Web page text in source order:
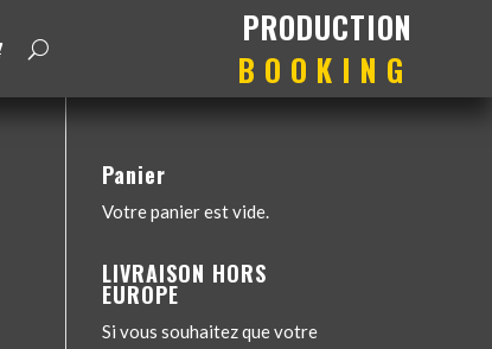
production
booking
Panier
Votre panier est vide.
LIVRAISON HORS
EUROPE
Si vous souhaitez que votre